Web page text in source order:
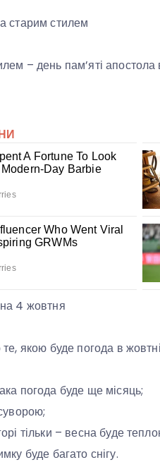
старим стилем
– день пам’яті
4 жовтня
якою буде погода в
погода буде ще місяць;
тільки – весна буде
буде багато снігу.